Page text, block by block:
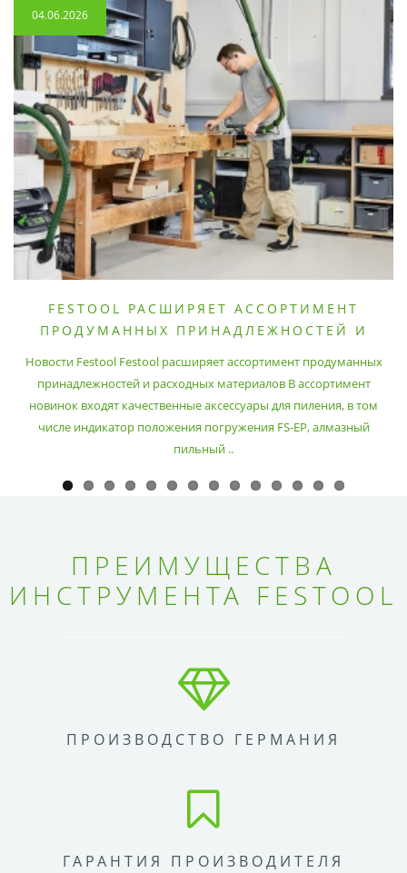
04.06.2026
FESTOOL РАСШИРЯЕТ АССОРТИМЕНТ
ПРОДУМАННЫХ ПРИНАДЛЕЖНОСТЕЙ И
Новости Festool Festool расширяет ассортимент продуманных
принадлежностей и расходных материалов В ассортимент
новинок входят качественные аксессуары для пиления, в том
числе индикатор положения погружения FS-EP, алмазный
пильный ..
ПРЕИМУЩЕСТВА
ИНСТРУМЕНТА FESTOOL
ПРОИЗВОДСТВО ГЕРМАНИЯ
ГАРАНТИЯ ПРОИЗВОДИТЕЛЯ